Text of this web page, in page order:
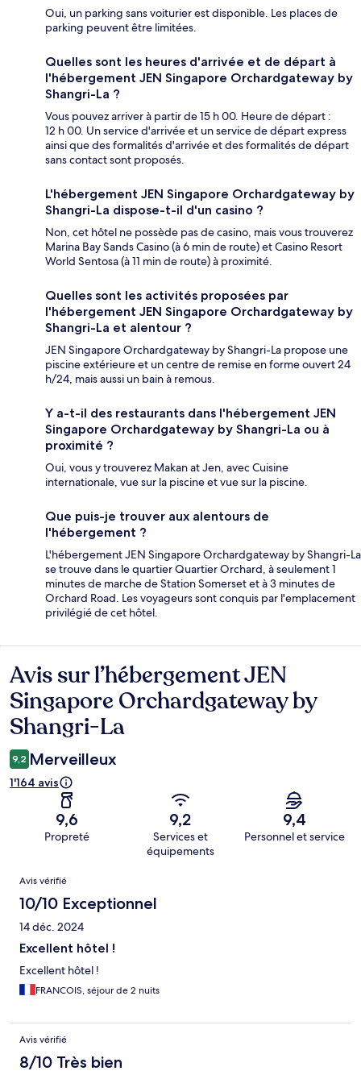
Oui, un parking sans voiturier est disponible. Les places de
parking peuvent être limitées.
Quelles sont les heures d'arrivée et de départ à
l'hébergement JEN Singapore Orchardgateway by
Shangri-La ?
Vous pouvez arriver à partir de 15 h 00. Heure de départ :
12 h 00. Un service d'arrivée et un service de départ express
ainsi que des formalités d'arrivée et des formalités de départ
sans contact sont proposés.
L'hébergement JEN Singapore Orchardgateway by
Shangri-La dispose-t-il d'un casino ?
Non, cet hôtel ne possède pas de casino, mais vous trouverez
Marina Bay Sands Casino (à 6 min de route) et Casino Resort
World Sentosa (à 11 min de route) à proximité.
Quelles sont les activités proposées par
l'hébergement JEN Singapore Orchardgateway by
Shangri-La et alentour ?
JEN Singapore Orchardgateway by Shangri-La propose une
piscine extérieure et un centre de remise en forme ouvert 24
h/24, mais aussi un bain à remous.
Y a-t-il des restaurants dans l'hébergement JEN
Singapore Orchardgateway by Shangri-La ou à
proximité ?
Oui, vous y trouverez Makan at Jen, avec Cuisine
internationale, vue sur la piscine et vue sur la piscine.
Que puis-je trouver aux alentours de
l'hébergement ?
L'hébergement JEN Singapore Orchardgateway by Shangri-La
se trouve dans le quartier Quartier Orchard, à seulement 1
minutes de marche de Station Somerset et à 3 minutes de
Orchard Road. Les voyageurs sont conquis par l'emplacement
privilégié de cet hôtel.
Avis
Avis sur l’hébergement JEN
Singapore Orchardgateway by
Shangri-La
9,2 Merveilleux
1'164 avis
9,6
Propreté
9,2
Services et
équipements
9,4
Personnel et service
Avis
Avis vérifié
10/10 Exceptionnel
14 déc. 2024
Excellent hôtel !
Excellent hôtel !
FRANCOIS, séjour de 2 nuits
Avis vérifié
8/10 Très bien